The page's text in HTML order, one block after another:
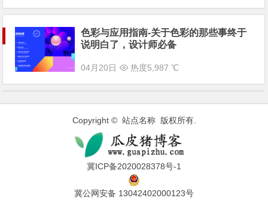
色彩与应用指南-关于色彩的那些事终于
说明白了，设计师必备
04月20日 热度5,987 ℃
Copyright © 站点名称 版权所有.
冀ICP备2020028378号-1
冀公网安备 13042402000123号